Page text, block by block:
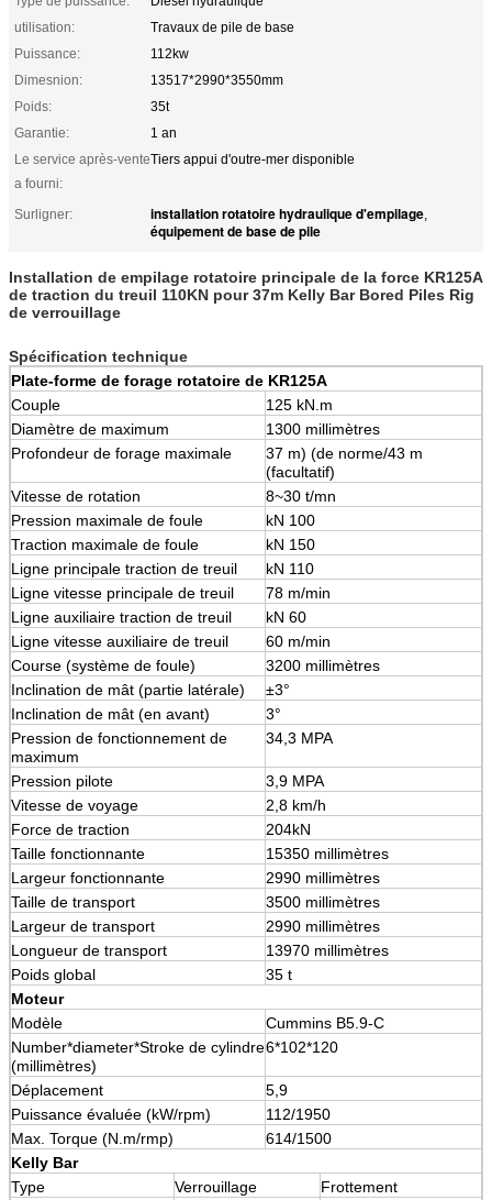
utilisation:
Travaux de pile de base
Puissance:
112kw
Dimesnion:
13517*2990*3550mm
Poids:
35t
Garantie:
1 an
Le service après-vente
a fourni:
Tiers appui d'outre-mer disponible
Surligner: installation rotatoire hydraulique d'empilage,
équipement de base de pile
Installation de empilage rotatoire principale de la force KR125A
de traction du treuil 110KN pour 37m Kelly Bar Bored Piles Rig
de verrouillage
Spécification technique
Plate-forme de forage rotatoire de KR125A
Couple
125 kN.m
Diamètre de maximum
1300 millimètres
Profondeur de forage maximale
37 m) (de norme/43 m
(facultatif)
Vitesse de rotation
8~30 t/mn
Pression maximale de foule
kN 100
Traction maximale de foule
kN 150
Ligne principale traction de treuil
kN 110
Ligne vitesse principale de treuil
78 m/min
Ligne auxiliaire traction de treuil
kN 60
Ligne vitesse auxiliaire de treuil
60 m/min
Course (système de foule)
3200 millimètres
Inclination de mât (partie latérale)
±3°
Inclination de mât (en avant)
3°
Pression de fonctionnement de
maximum
34,3 MPA
Pression pilote
3,9 MPA
Vitesse de voyage
2,8 km/h
Force de traction
204kN
Taille fonctionnante
15350 millimètres
Largeur fonctionnante
2990 millimètres
Taille de transport
3500 millimètres
Largeur de transport
2990 millimètres
Longueur de transport
13970 millimètres
Poids global
35 t
Moteur
Modèle
Cummins B5.9-C
Number*diameter*Stroke de cylindre
(millimètres)
6*102*120
Déplacement
5,9
Puissance évaluée (kW/rpm)
112/1950
Max. Torque (N.m/rmp)
614/1500
Kelly Bar
Type
Verrouillage
Frottement